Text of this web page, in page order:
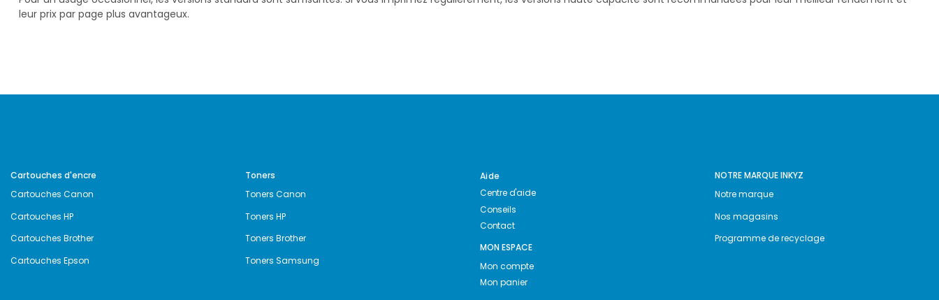
leur prix par page plus avantageux.
Cartouches d'encre
Cartouches Canon
Cartouches HP
Cartouches Brother
Cartouches Epson
Toners
Toners Canon
Toners HP
Toners Brother
Toners Samsung
Aide
Centre d'aide
Conseils
Contact
MON ESPACE
Mon compte
Mon panier
NOTRE MARQUE INKYZ
Notre marque
Nos magasins
Programme de recyclage